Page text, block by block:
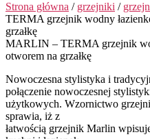
Strona główna / grzejniki /
TERMA grzejnik wodny
grzałkę
MARLIN – TERMA grzejnik
otworem na grzałkę
Nowoczesna stylistyka i
połączenie nowoczesnej
użytkowych. Wzornictwo
sprawia, iż z
łatwością grzejnik Marlin